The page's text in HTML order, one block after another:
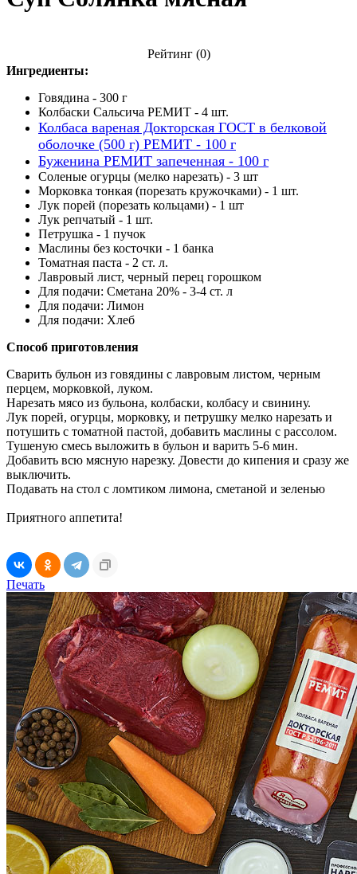
Рейтинг (0)
Ингредиенты:
Говядина - 300 г
Колбаски Сальсича РЕМИТ - 4 шт.
Колбаса вареная Докторская ГОСТ в белковой
оболочке (500 г) РЕМИТ - 100 г
Буженина РЕМИТ запеченная - 100 г
Соленые огурцы (мелко нарезать) - 3 шт
Морковка тонкая (порезать кружочками) - 1 шт.
Лук порей (порезать кольцами) - 1 шт
Лук репчатый - 1 шт.
Петрушка - 1 пучок
Маслины без косточки - 1 банка
Томатная паста - 2 ст. л.
Лавровый лист, черный перец горошком
Для подачи: Сметана 20% - 3-4 ст. л
Для подачи: Лимон
Для подачи: Хлеб
Способ приготовления
Сварить бульон из говядины с лавровым листом, черным
перцем, морковкой, луком.
Нарезать мясо из бульона, колбаски, колбасу и свинину.
Лук порей, огурцы, морковку, и петрушку мелко нарезать и
потушить с томатной пастой, добавить маслины с рассолом.
Тушеную смесь выложить в бульон и варить 5-6 мин.
Добавить всю мясную нарезку. Довести до кипения и сразу же
выключить.
Подавать на стол с ломтиком лимона, сметаной и зеленью
Приятного аппетита!
Печать